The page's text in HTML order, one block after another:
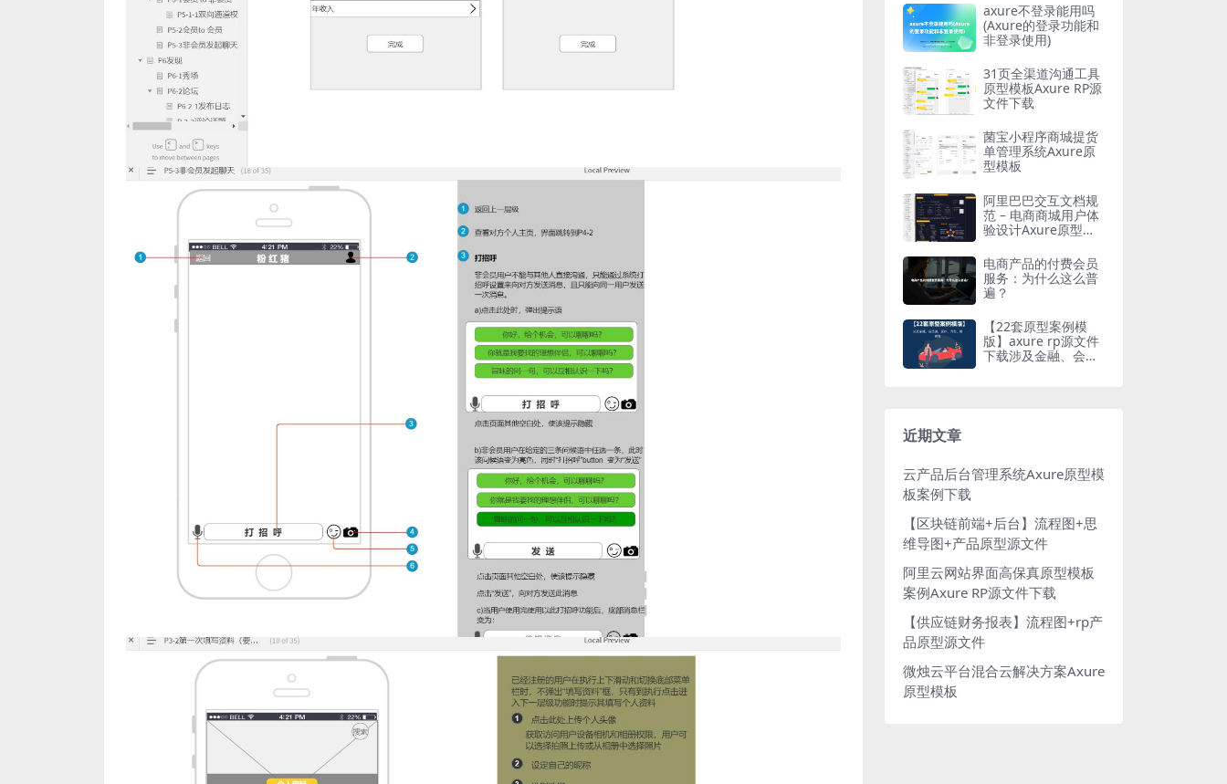
axure不登录能用吗
(Axure的登录功能和
非登录使用)
31页全渠道沟通工具
原型模板Axure RP源
文件下载
菌宝小程序商城提货
单管理系统Axure原
型模板
阿里巴巴交互文档规
范 – 电商商城用户体
验设计Axure原型模
电商产品的付费会员
服务：为什么这么普
遍？
【22套原型案例模
版】axure rp源文件
下载涉及金融、会员
近期文章
云产品后台管理系统Axure原型模
板案例下载
【区块链前端+后台】流程图+思
维导图+产品原型源文件
阿里云网站界面高保真原型模板
案例Axure RP源文件下载
【供应链财务报表】流程图+rp产
品原型源文件
微烛云平台混合云解决方案Axure
原型模板